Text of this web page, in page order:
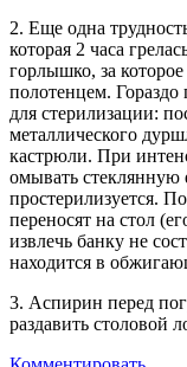
2. Еще одна
которая 2 часа
горлышко, за
полотенцем.
для стерилизации:
металлического
кастрюли. При
омывать стеклянную
простерилизуется.
переносят на стол
извлечь банку не
находится в
3. Аспирин перед
раздавить столовой